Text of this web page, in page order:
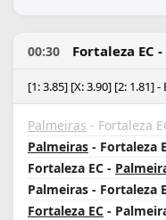
00:30 Fortaleza EC
[1: 3.85] [X: 3.90] [2: 1.81]
Palmeiras - Fortaleza
Palmeiras - Fortaleza
Fortaleza EC -
Palmeiras - Fortaleza
Fortaleza EC -